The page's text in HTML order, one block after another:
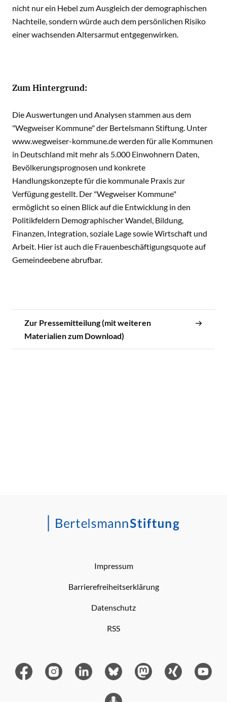
nicht nur ein Hebel zum Ausgleich der demographischen
Nachteile, sondern würde auch dem persönlichen Risiko
einer wachsenden Altersarmut entgegenwirken.
Zum Hintergrund:
Die Auswertungen und Analysen stammen aus dem
"Wegweiser Kommune" der Bertelsmann Stiftung. Unter
www.wegweiser-kommune.de werden für alle Kommunen
in Deutschland mit mehr als 5.000 Einwohnern Daten,
Bevölkerungsprognosen und konkrete
Handlungskonzepte für die kommunale Praxis zur
Verfügung gestellt. Der "Wegweiser Kommune"
ermöglicht so einen Blick auf die Entwicklung in den
Politikfeldern Demographischer Wandel, Bildung,
Finanzen, Integration, soziale Lage sowie Wirtschaft und
Arbeit. Hier ist auch die Frauenbeschäftigungsquote auf
Gemeindeebene abrufbar.
Zur Pressemitteilung (mit weiteren
Materialien zum Download)
Impressum
Barrierefreiheitserklärung
Datenschutz
RSS